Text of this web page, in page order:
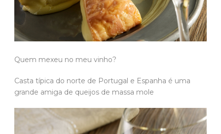
Quem mexeu no meu vinho?
Casta típica do norte de Portugal e Espanha é uma
grande amiga de queijos de massa mole